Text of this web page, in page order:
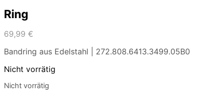
Ring
69,99 €
Bandring aus Edelstahl | 272.808.6413.3499.05B0
Nicht vorrätig
Nicht vorrätig